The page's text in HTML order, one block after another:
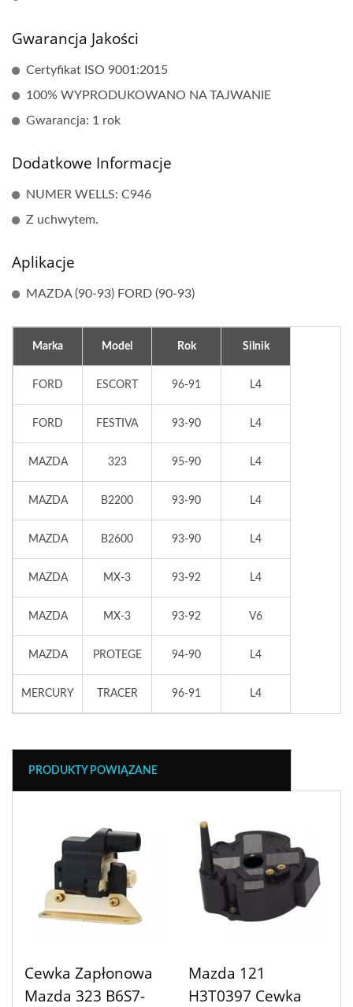
Gwarancja Jakości
Certyfikat ISO 9001:2015
100% WYPRODUKOWANO NA TAJWANIE
Gwarancja: 1 rok
Dodatkowe Informacje
NUMER WELLS: C946
Z uchwytem.
Aplikacje
MAZDA (90-93) FORD (90-93)
Marka Model Rok Silnik
FORD ESCORT 96-91 L4
FORD FESTIVA 93-90 L4
MAZDA 323 95-90 L4
MAZDA B2200 93-90 L4
MAZDA B2600 93-90 L4
MAZDA MX-3 93-92 L4
MAZDA MX-3 93-92 V6
MAZDA PROTEGE 94-90 L4
MERCURY TRACER 96-91 L4
PRODUKTY POWIĄZANE
Cewka Zapłonowa
Mazda 323 B6S7-
Mazda 121
H3T0397 Cewka